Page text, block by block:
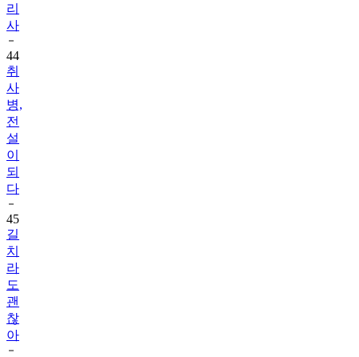
리
사
44
취
사
병,
전
설
이
되
다
45
길
치
라
도
괜
찮
아